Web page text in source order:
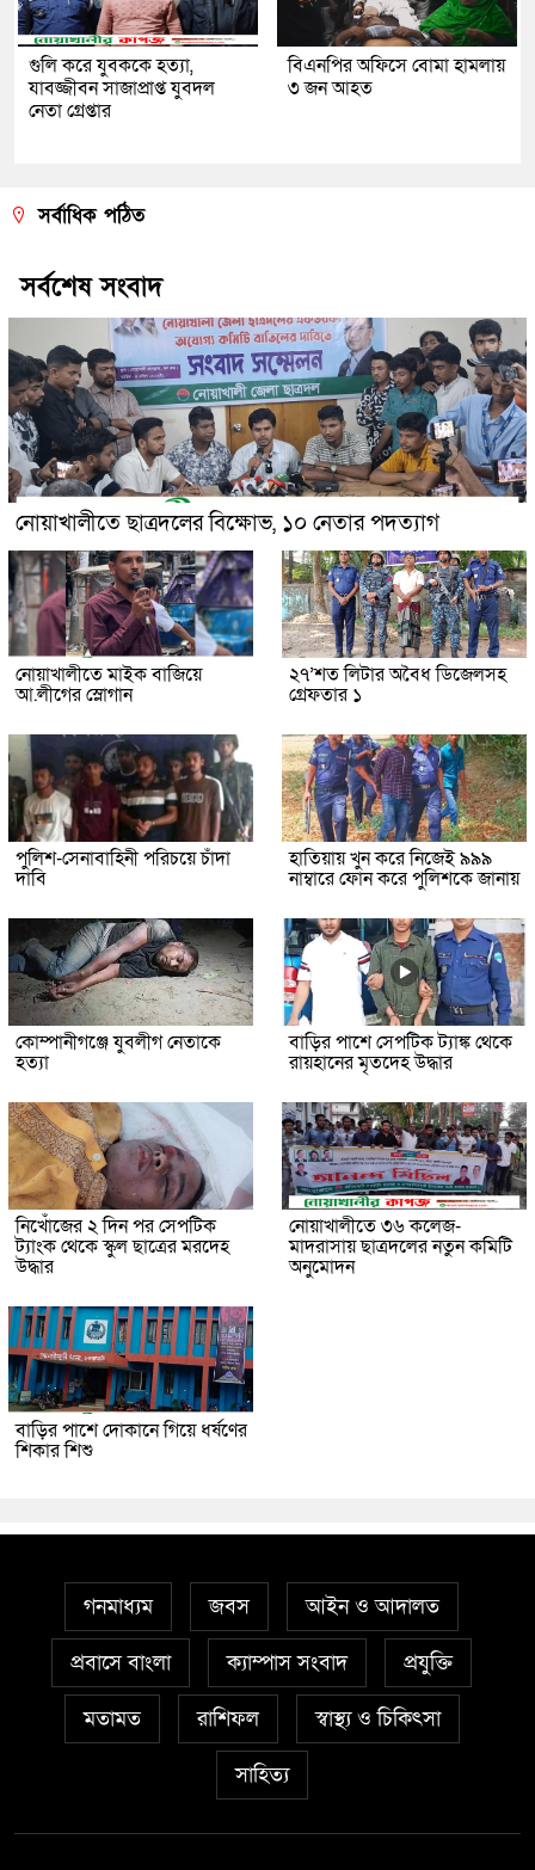
গুলি করে যুবককে হত্যা,
যাবজ্জীবন সাজাপ্রাপ্ত যুবদল
নেতা গ্রেপ্তার
বিএনপির অফিসে বোমা হামলায়
৩ জন আহত
সর্বাধিক পঠিত
সর্বশেষ সংবাদ
নোয়াখালীতে ছাত্রদলের বিক্ষোভ, ১০ নেতার পদত্যাগ
নোয়াখালীতে মাইক বাজিয়ে
আ.লীগের স্লোগান
২৭’শত লিটার অবৈধ ডিজেলসহ
গ্রেফতার ১
পুলিশ-সেনাবাহিনী পরিচয়ে চাঁদা
দাবি
হাতিয়ায় খুন করে নিজেই ৯৯৯
নাম্বারে ফোন করে পুলিশকে জানায়
কোম্পানীগঞ্জে যুবলীগ নেতাকে
হত্যা
বাড়ির পাশে সেপটিক ট্যাঙ্ক থেকে
রায়হানের মৃতদেহ উদ্ধার
নিখোঁজের ২ দিন পর সেপটিক
ট্যাংক থেকে স্কুল ছাত্রের মরদেহ
উদ্ধার
নোয়াখালীতে ৩৬ কলেজ-
মাদরাসায় ছাত্রদলের নতুন কমিটি
অনুমোদন
বাড়ির পাশে দোকানে গিয়ে ধর্ষণের
শিকার শিশু
গনমাধ্যম জবস আইন ও আদালত
প্রবাসে বাংলা ক্যাম্পাস সংবাদ প্রযুক্তি
মতামত রাশিফল স্বাস্থ্য ও চিকিৎসা
সাহিত্য